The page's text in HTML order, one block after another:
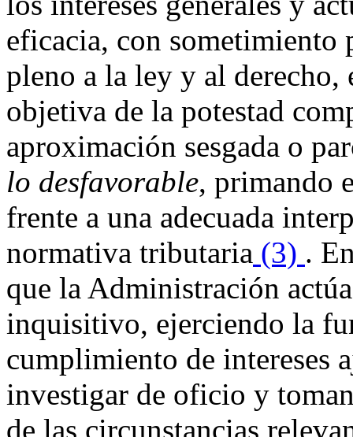
eficacia, con sometimiento
pleno a la ley y al
objetiva de la potestad
aproximación sesgada o
lo desfavorable, primando
frente a una adecuada
normativa tributaria (3) .
que la Administración
inquisitivo, ejerciendo la
cumplimiento de intereses
investigar de oficio y
de las circunstancias